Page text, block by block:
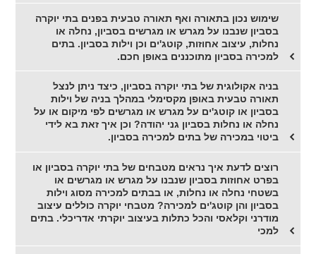
שימוש נכון בתאורה ואף תאורה טבעית בפנים בתי יוקרה
בסביון שנבנו על מגרש או מגרשים בסביון, נחלה או
נחלות, עיצוב אחוזות, קוטג'ים וכן וילות בסביון. בתים
למכירה בסביון מתוכננים באופן חכם.
בניה אקולוגית של בתי יוקרה בסביון, כיצד ניתן לנצל
תאורה טבעית באופן מקסימלי במהלך בניה של וילות
בסביון או קוטג'ים על מגרש או מגרשים לפי מיקום או על
נחלה או נחלות בסביון גני יהודה? וכן איך זאת בא לידי
ביטוי במכירה של בתים למכירה בסביון.
רוצים לדעת איך נראים מטבחים של בתי יוקרה בסביון או
בפרט אחוזות בסביון שנבנו על מגרש או מגרשים או
בשטחי נחלה או נחלות, או בבתים למכירה מסוג וילות
בסביון והן קוטג'ים למכירה? מטבחי יוקרה כוללים עיצוב
מודרני וקלאסי והכל כתלות בעיצוב יוקרתי אדריכלי. בתים
למכי